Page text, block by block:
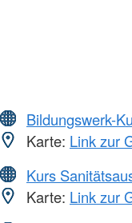
Bildungswerk-
Karte: Link zur
Kurs
Karte: Link zur